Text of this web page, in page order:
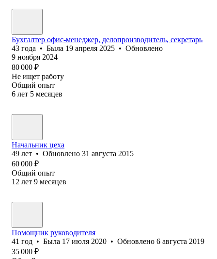
Бухгалтер офис-менеджер, делопроизводитель, секретарь
43 года • Была 19 апреля 2025 • Обновлено
9 ноября 2024
80 000 ₽
Не ищет работу
Общий опыт
6 лет 5 месяцев
Начальник цеха
49 лет • Обновлено 31 августа 2015
60 000 ₽
Общий опыт
12 лет 9 месяцев
Помощник руководителя
41 год • Была 17 июля 2020 • Обновлено 6 августа 2019
35 000 ₽